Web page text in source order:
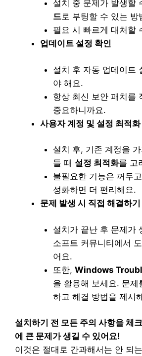
설치 중 문제가 발생할
드로 부팅할 수 있는 방
필요 시 빠르게 대처할
업데이트 설정 확인
설치 후 자동 업데이트
야 해요.
항상 최신 보안 패치를
중요하니까요.
사용자 계정 및 설정 최적화
설치 후, 기존 계정을
들 때 설정 최적화를 고
불필요한 기능은 꺼두
성화하면 더 편리해요.
문제 발생 시 직접 해결하기
설치가 끝난 후 문제가
소프트 커뮤니티에서
어요.
또한, Windows
을 활용해 보세요. 문제
하고 해결 방법을 제시
설치하기 전 모든 주의 사항을 체
에 큰 문제가 생길 수 있어요!
이것은 절대로 간과해서는 안 되